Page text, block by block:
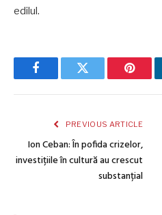
edilul.
FacebookTwitter
PREVIOUS ARTICLE
Ion Ceban: În pofida crizelor,
investițiile în cultură au crescut
substanțial